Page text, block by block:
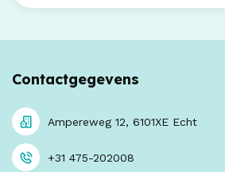
Contactgegevens
Ampereweg 12, 6101XE Echt
+31 475-202008